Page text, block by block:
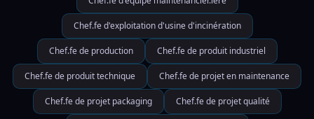
Chef.fe d'exploitation d'usine d'incinération
Chef.fe de production Chef.fe de produit industriel
Chef.fe de produit technique Chef.fe de projet en maintenance
Chef.fe de projet packaging Chef.fe de projet qualité